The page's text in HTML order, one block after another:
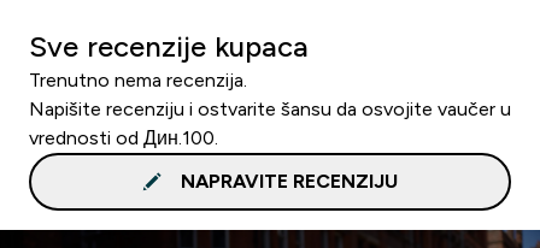
Sve recenzije kupaca
Trenutno nema recenzija.
Napišite recenziju i ostvarite šansu da osvojite vaučer u
vrednosti od Дин.100.
NAPRAVITE RECENZIJU